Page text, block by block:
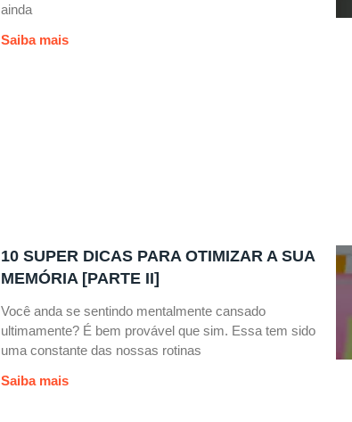
ainda
Saiba mais
10 SUPER DICAS PARA OTIMIZAR A SUA
MEMÓRIA [PARTE II]
Você anda se sentindo mentalmente cansado
ultimamente? É bem provável que sim. Essa tem sido
uma constante das nossas rotinas
Saiba mais